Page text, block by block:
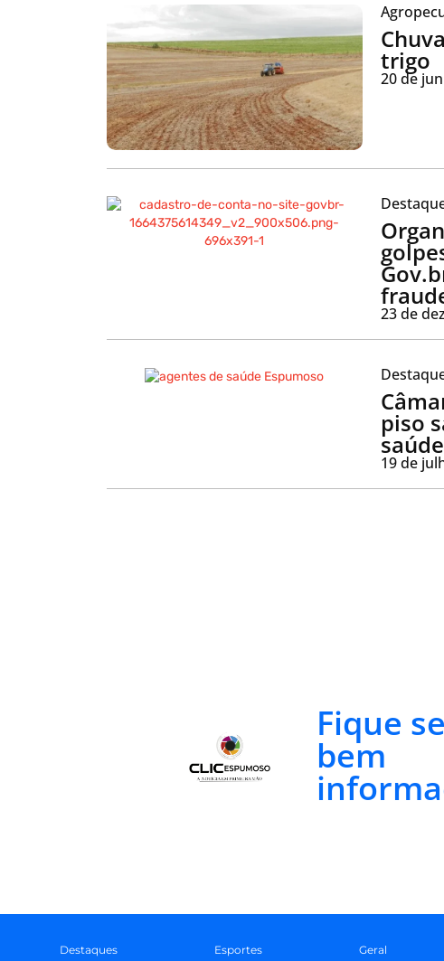
trigo
20 de
23 de
piso
19 de
Fique
bem
Destaques Esportes Geral